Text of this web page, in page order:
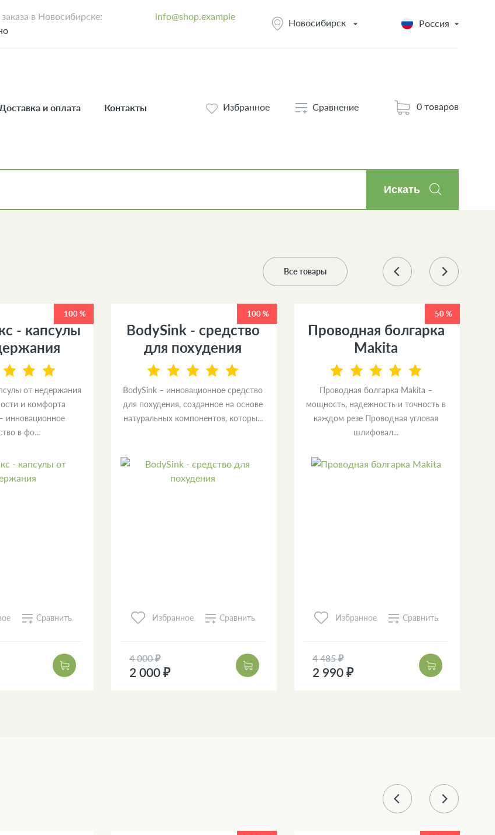
в Новосибирске:
info@shop.example
Новосибирск Россия
Доставка и оплата Контакты Избранное Сравнение 0 товаров
Искать
Все товары
100 %
- капсулы
от недержания
и комфорта
инновационное
в фо...
Сравнить
100 %
BodySink - средство
для похудения
BodySink – инновационное средство
для похудения, созданное на основе
натуральных компонентов, которы...
Избранное Сравнить
4 000 ₽
2 000 ₽
50 %
Проводная болгарка
Makita
Проводная болгарка Makita –
мощность, надежность и точность в
каждом резе Проводная угловая
шлифовал...
Избранное Сравнить
4 485 ₽
2 990 ₽